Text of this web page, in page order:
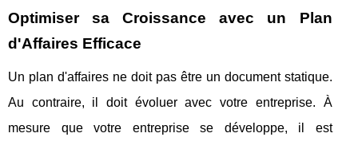
Optimiser sa Croissance avec un Plan
d'Affaires Efficace
Un plan d'affaires ne doit pas être un document statique.
Au contraire, il doit évoluer avec votre entreprise. À
mesure que votre entreprise se développe, il est